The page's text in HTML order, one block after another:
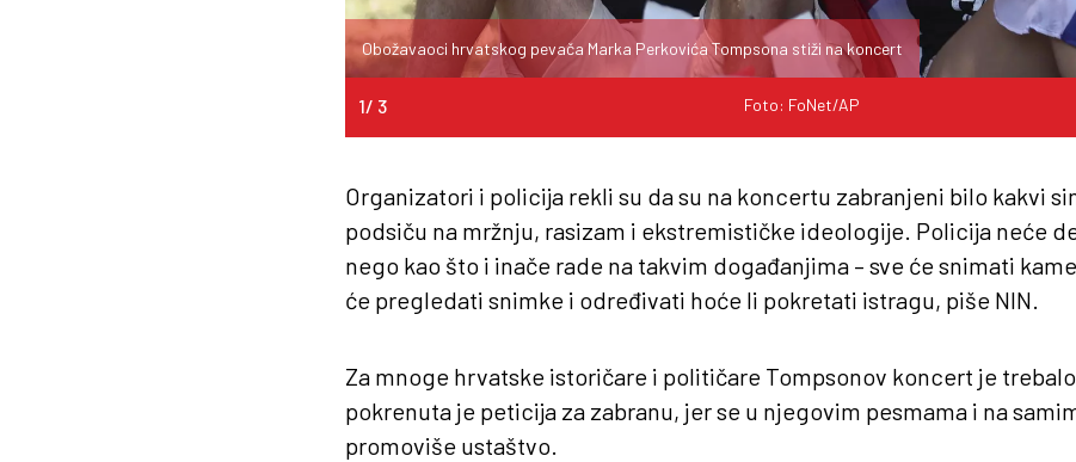
Foto: FoNet/AP
Obožavaoci hrvatskog pevača Marka Perkovića Tompsona stiži na koncert
Organizatori i policija rekli su da su na koncertu zabranjeni bilo kakvi
podsiču na mržnju, rasizam i ekstremističke ideologije. Policija neće
nego kao što i inače rade na takvim događanjima – sve će snimati
će pregledati snimke i određivati hoće li pokretati istragu, piše NIN.
Za mnoge hrvatske istoričare i političare Tompsonov koncert je
pokrenuta je peticija za zabranu, jer se u njegovim pesmama i na
promoviše ustaštvo.